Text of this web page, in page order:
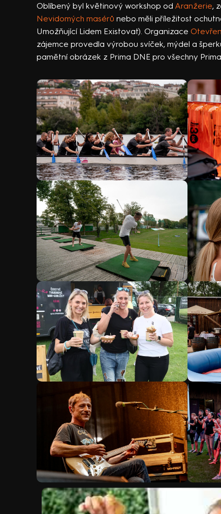
Oblíbený byl květinový workshop od Aranžerie,
Nevidomých masérů nebo měli příležitost
Umožňující Lidem Existovat). Organizace
zájemce provedla výrobou svíček, mýdel a
pamětní obrázek z Prima DNE pro všechny